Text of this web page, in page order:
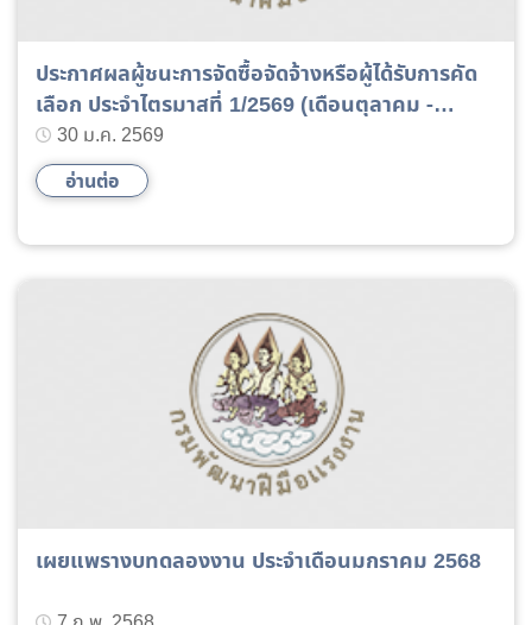
ประกาศผลผู้ชนะการจัดซื้อจัดจ้างหรือผู้ได้รับการคัด
เลือก ประจำไตรมาสที่ 1/2569 (เดือนตุลาคม -
ธันวาคม 2568)
30 ม.ค. 2569
อ่านต่อ
เผยแพรางบทดลองงาน ประจำเดือนมกราคม 2568